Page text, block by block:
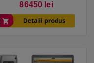
86450 lei